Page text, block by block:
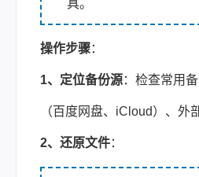
具。
操作步骤：
1、定位备份源：检查常用
（百度网盘、iCloud）、外
2、还原文件：